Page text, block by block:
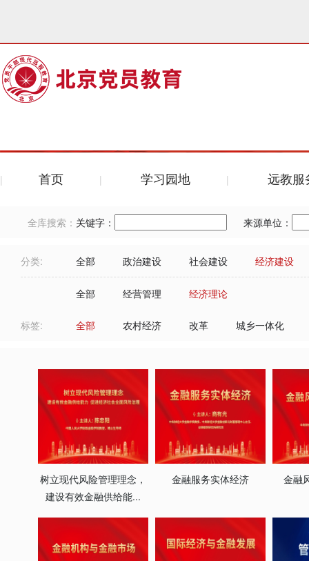
首页 学习园地 远教服
全库搜索： 关键字： 来源单位：
分类: 全部 政治建设 社会建设 经济建设
全部 经营管理 经济理论
标签: 全部 农村经济 改革 城乡一体化
树立现代风险管理理念，
建设有效金融供给能...
金融服务实体经济 金融